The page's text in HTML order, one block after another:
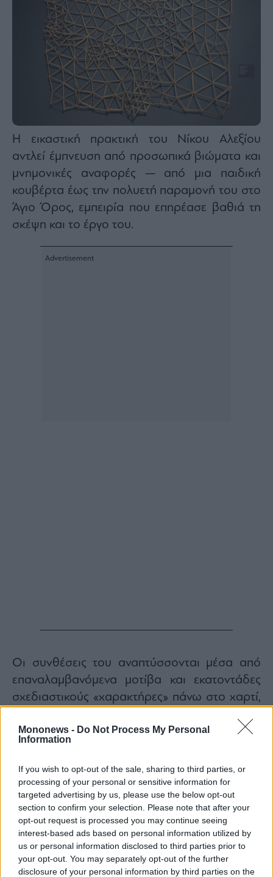
Mononews - Do Not Process My Personal
Information
If you wish to opt-out of the sale, sharing to third parties, or
processing of your personal or sensitive information for
targeted advertising by us, please use the below opt-out
section to confirm your selection. Please note that after your
opt-out request is processed you may continue seeing
interest-based ads based on personal information utilized by
us or personal information disclosed to third parties prior to
your opt-out. You may separately opt-out of the further
disclosure of your personal information by third parties on the
Η εικαστική πρακτική του Νίκου Αλεξίου
αντλεί έμπνευση από προσωπικά βιώματα και
μνημονικές αναφορές — από μια παιδική
κουβέρτα έως την πολυετή παραμονή του στο
Άγιο Όρος, εμπειρία που επηρέασε βαθιά τη
σκέψη και το έργο του.
Οι συνθέσεις του αναπτύσσονται μέσα από
επαναλαμβανόμενα μοτίβα και εκατοντάδες
σχεδιαστικούς «χαρακτήρες» πάνω στο χαρτί,
δίνει έμφαση στη λεπτομέρεια και στη
Πίσω από την αθωότητα και τη φαινομενική
απλότητα των υλικών, ωστόσο, αναδύεται μια
υπόγεια δραματικότητα. Καλάμια, χαρτιά,
κορδόνια και εύθραυστα υλικά ισορροπούν
διαρκώς ανάμεσα στη συνοχή και την
πιθανότητα κατάρρευσης, δημιουργώντας
έργα που μοιάζουν ευάλωτα ακόμη και σε μια